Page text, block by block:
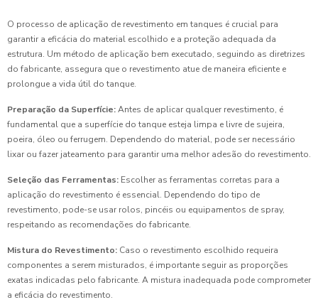
O processo de aplicação de revestimento em tanques é crucial para
garantir a eficácia do material escolhido e a proteção adequada da
estrutura. Um método de aplicação bem executado, seguindo as diretrizes
do fabricante, assegura que o revestimento atue de maneira eficiente e
prolongue a vida útil do tanque.
Preparação da Superfície:Antes de aplicar qualquer revestimento, é
fundamental que a superfície do tanque esteja limpa e livre de sujeira,
poeira, óleo ou ferrugem. Dependendo do material, pode ser necessário
lixar ou fazer jateamento para garantir uma melhor adesão do revestimento.
Seleção das Ferramentas: Escolher as ferramentas corretas para a
aplicação do revestimento é essencial. Dependendo do tipo de
revestimento, pode-se usar rolos, pincéis ou equipamentos de spray,
respeitando as recomendações do fabricante.
Mistura do Revestimento: Caso o revestimento escolhido requeira
componentes a serem misturados, é importante seguir as proporções
exatas indicadas pelo fabricante. A mistura inadequada pode comprometer
a eficácia do revestimento.